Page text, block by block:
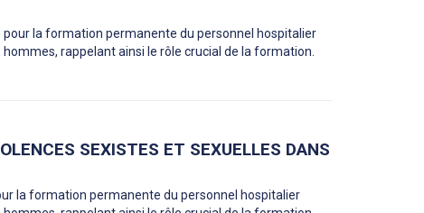
la formation permanente du personnel hospitalier
rappelant ainsi le rôle crucial de la formation.
SEXISTES ET SEXUELLES DANS
la formation permanente du personnel hospitalier